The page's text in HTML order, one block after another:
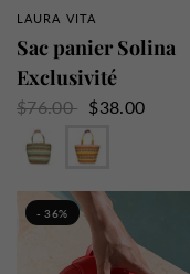
APERÇU RAPIDE
LAURA VITA
Sac panier Solina
Exclusivité
$76.00 $38.00
Vert
Orange
- 36%